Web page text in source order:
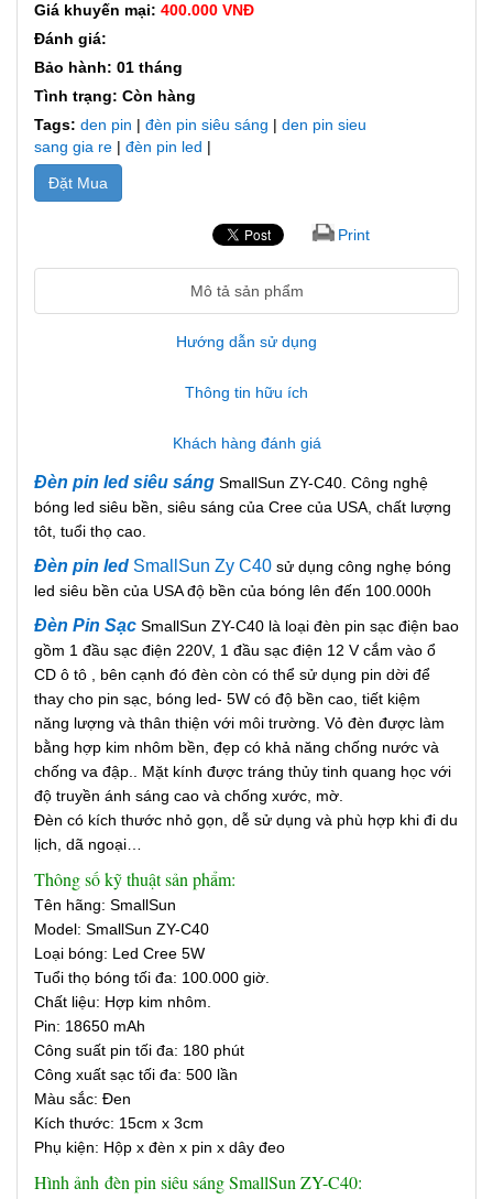
Giá khuyến mại: 400.000 VNĐ
Đánh giá:
Bảo hành: 01 tháng
Tình trạng: Còn hàng
Tags: den pin | đèn pin siêu sáng | den pin sieu
sang gia re | đèn pin led |
Đặt Mua
Print
Mô tả sản phẩm
Hướng dẫn sử dụng
Thông tin hữu ích
Khách hàng đánh giá
Đèn pin led siêu sáng SmallSun ZY-C40. Công nghệ
bóng led siêu bền, siêu sáng của Cree của USA, chất lượng
tôt, tuổi thọ cao.
Đèn pin led SmallSun Zy C40 sử dụng công nghẹ bóng
led siêu bền của USA độ bền của bóng lên đến 100.000h
Đèn Pin Sạc SmallSun ZY-C40 là loại đèn pin sạc điện bao
gồm 1 đầu sạc điện 220V, 1 đầu sạc điện 12 V cắm vào ổ
CD ô tô , bên cạnh đó đèn còn có thể sử dụng pin dời để
thay cho pin sạc, bóng led- 5W có độ bền cao, tiết kiệm
năng lượng và thân thiện với môi trường. Vỏ đèn được làm
bằng hợp kim nhôm bền, đẹp có khả năng chống nước và
chống va đập.. Mặt kính được tráng thủy tinh quang học với
độ truyền ánh sáng cao và chống xước, mờ.
Đèn có kích thước nhỏ gọn, dễ sử dụng và phù hợp khi đi du
lịch, dã ngoại…
Thông số kỹ thuật sản phẩm:
Tên hãng: SmallSun
Model: SmallSun ZY-C40
Loại bóng: Led Cree 5W
Tuổi thọ bóng tối đa: 100.000 giờ.
​Chất liệu: Hợp kim nhôm.
Pin: 18650 mAh
Công suất pin tối đa: 180 phút
Công xuất sạc tối đa: 500 lần
Màu sắc: Đen
Kích thước: 15cm x 3cm
Phụ kiện: Hộp x đèn x pin x dây đeo
Hình ảnh đèn pin siêu sáng SmallSun ZY-C40: